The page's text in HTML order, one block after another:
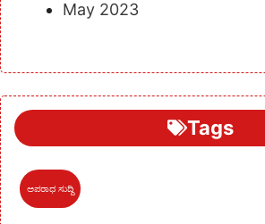
May 2023
Tags
ಅಪರಾಧ ಸುದ್ದಿ